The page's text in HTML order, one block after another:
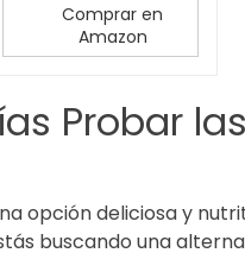
Comprar en
Amazon
Probar
opción deliciosa y
buscando una